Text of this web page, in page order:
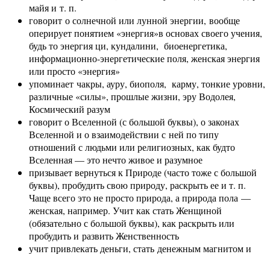
майя и т. п.
говорит о солнечной или лунной энергии, вообще
оперирует понятием «энергия»в основах своего учения,
будь то энергия ци, кундалини, биоенергетика,
информационно-энергетические поля, женская энергия
или просто «энергия»
упоминает чакры, ауру, биополя, карму, тонкие уровни,
различные «силы», прошлые жизни, эру Водолея,
Космический разум
говорит о Вселенной (с большой буквы), о законах
Вселенной и о взаимодействии с ней по типу
отношений с людьми или религиозных, как будто
Вселенная — это нечто живое и разумное
призывает вернуться к Природе (часто тоже с большой
буквы), пробудить свою природу, раскрыть ее и т. п.
Чаще всего это не просто природа, а природа пола —
женская, например. Учит как стать Женщиной
(обязательно с большой буквы), как раскрыть или
пробудить и развить Женственность
учит привлекать деньги, стать денежным магнитом и